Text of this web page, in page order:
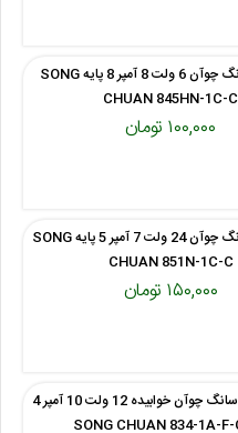
رله کتابی سانگ چوآن 6 ولت 8 آمپر 8 پایه SONG
CHUAN 845HN-1C-C
۱۰۰,۰۰۰ تومان
رله کبریتی سانگ چوآن 24 ولت 7 آمپر 5 پایه SONG
CHUAN 851N-1C-C
۱۵۰,۰۰۰ تومان
رله مینیاتوری سانگ چوآن خوابیده 12 ولت 10 آمپر 4